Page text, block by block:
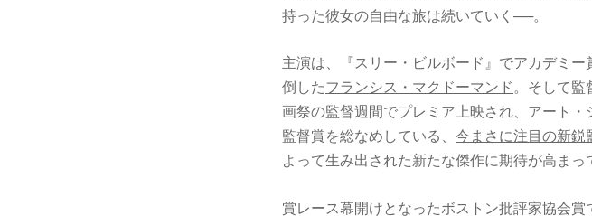
持った彼女の自由な旅は続いていく──。
主演は、『スリー・ビルボード』でアカデミ
倒したフランシス・マクドーマンド 。そして監
画祭の監督週間でプレミア上映され、アート
監督賞を総なめしている、 今まさに注目の新鋭
よって生み出された新たな傑作に期待が高まっ
賞レース幕開けとなったボストン批評家協会